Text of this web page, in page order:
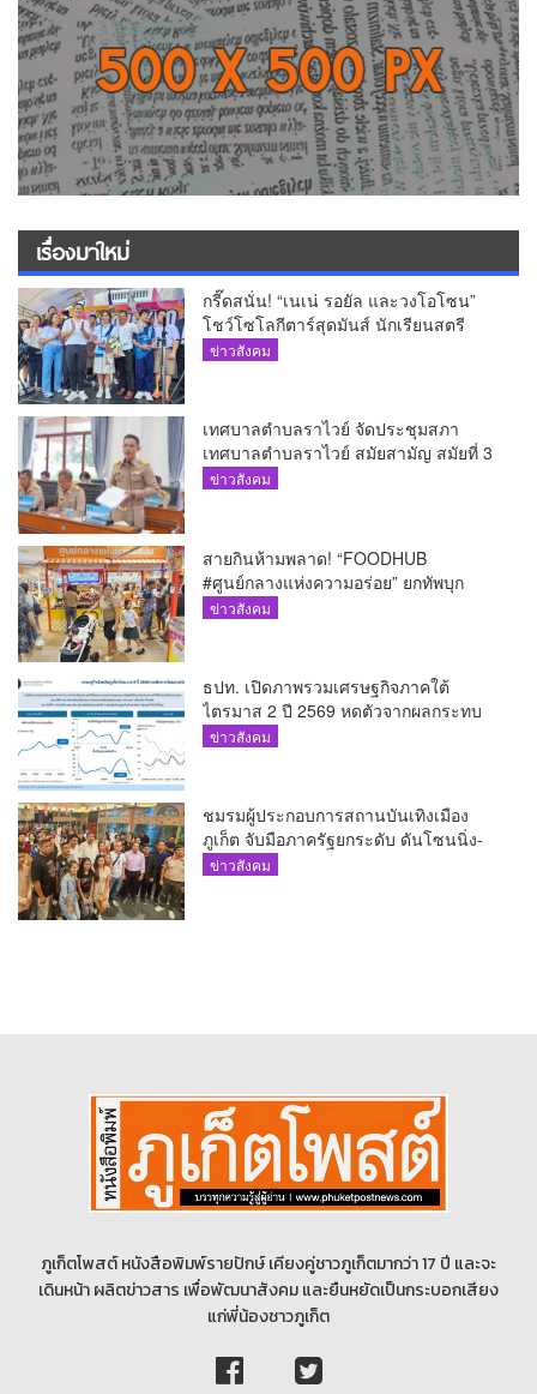
เรื่องมาใหม่
กรี๊ดสนั่น! “เนเน่ รอยัล และวงโอโซน”
โชว์โซโลกีตาร์สุดมันส์ นักเรียนสตรี
ภูเก็ตนั่งไม่ติด ทั้งเต้น-ร้อง
ข่าวสังคม
เทศบาลตำบลราไวย์ จัดประชุมสภา
เทศบาลตำบลราไวย์ สมัยสามัญ สมัยที่ 3
ประจำปี 2569
ข่าวสังคม
สายกินห้ามพลาด! “FOODHUB
#ศูนย์กลางแห่งความอร่อย” ยกทัพบุก
โรบินสันไลฟ์สไตล์ ฉลอง ถึง 12 ส.ค.นี้
ข่าวสังคม
ธปท. เปิดภาพรวมเศรษฐกิจภาคใต้
ไตรมาส 2 ปี 2569 หดตัวจากผลกระทบ
ความขัดแย้งในตะวันออกกลาง
ข่าวสังคม
ชมรมผู้ประกอบการสถานบันเทิงเมือง
ภูเก็ต จับมือภาครัฐยกระดับ ดันโซนนิ่ง-
ขับเคลื่อนท่องเที่ยวอย่างยั่งยืน
ข่าวสังคม
ภูเก็ตโพสต์ หนังสือพิมพ์รายปักษ์ เคียงคู่ชาวภูเก็ตมากว่า 17 ปี และจะ
เดินหน้า ผลิตข่าวสาร เพื่อพัฒนาสังคม และยืนหยัดเป็นกระบอกเสียง
แก่พี่น้องชาวภูเก็ต